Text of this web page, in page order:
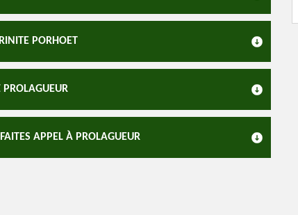
PORHOET
PROLAGUEUR
APPEL À PROLAGUEUR